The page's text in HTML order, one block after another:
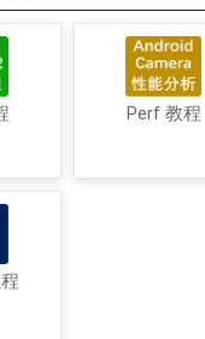
Perf 教程